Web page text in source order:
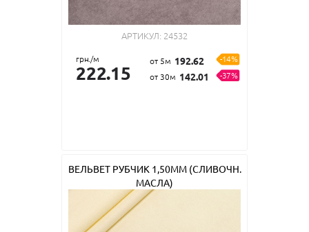
АРТИКУЛ: 24532
грн./м
222.15
от 5м 192.62
-14%
от 30м 142.01 -37%
ВЕЛЬВЕТ РУБЧИК 1,50ММ (СЛИВОЧН.
МАСЛА)